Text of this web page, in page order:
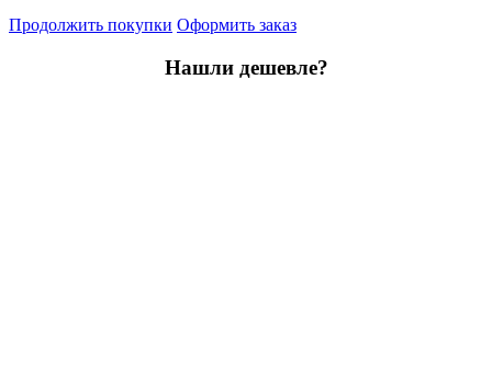
Продолжить покупки Оформить заказ
Нашли дешевле?